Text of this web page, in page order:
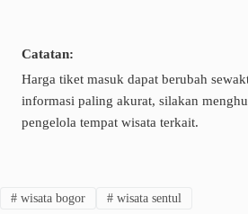
Catatan:
Harga tiket masuk dapat berubah
informasi paling akurat, silakan
pengelola tempat wisata terkait.
#wisata bogor #wisata sentul